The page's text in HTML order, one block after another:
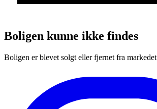
Boligen kunne ikke findes
Boligen er blevet solgt eller fjernet fra markedet